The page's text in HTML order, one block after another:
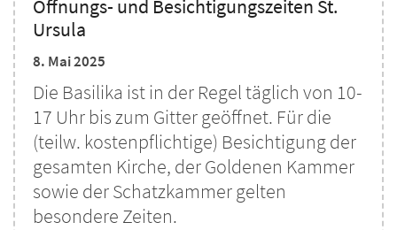
Öffnungs- und Besichtigungszeiten St.
Ursula
8. Mai 2025
Die Basilika ist in der Regel täglich von 10-
17 Uhr bis zum Gitter geöffnet. Für die
(teilw. kostenpflichtige) Besichtigung der
gesamten Kirche, der Goldenen Kammer
sowie der Schatzkammer gelten
besondere Zeiten.